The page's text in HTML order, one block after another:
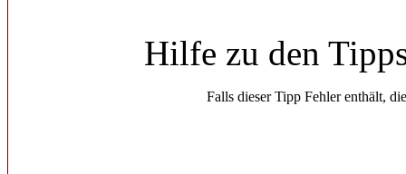
Hilfe zu den
Falls dieser Tipp Fehler enthält,